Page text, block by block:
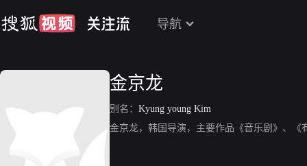
导航
金京龙
别名： Kyung young Kim
金京龙，韩国导演，主要作品《音乐剧》、《